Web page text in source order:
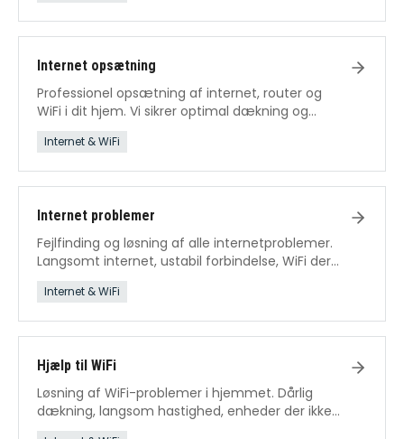
Internet opsætning
Professionel opsætning af internet, router og
WiFi i dit hjem. Vi sikrer optimal dækning og
hastighed fra dag ét.
Internet & WiFi
Internet problemer
Fejlfinding og løsning af alle internetproblemer.
Langsomt internet, ustabil forbindelse, WiFi der
falder ud – vi fikser det.
Internet & WiFi
Hjælp til WiFi
Løsning af WiFi-problemer i hjemmet. Dårlig
dækning, langsom hastighed, enheder der ikke
kan forbinde.